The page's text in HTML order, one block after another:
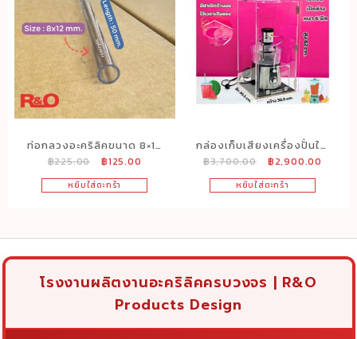
ท่อกลวงอะคริลิคขนาด 8×12
mm. ยาว 50 cm.
฿225.00
Original
price
was:
฿125.00
price
is:
หยิบใส่ตะกร้า
กล่องเก็บเสียงเครื่องปั่นใส
หนา 6 มิลรุ่นด้านหน้า1ช่อง
ด้านบน 1 ช่อง
฿3,700.00
Original
price
was:
฿2,900.00
หยิบใส่ตะกร้า
โรงงานผลิตงานอะคริลิคครบวงจร | R&O
Products Design